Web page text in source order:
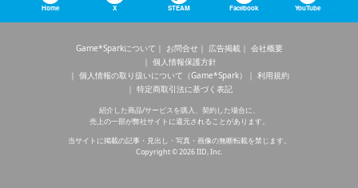
Home X STEAM Facebook YouTube
Game*Sparkについて お問合せ 広告掲載
会社概要
個人情報保護方針
個人情報の取り扱いについて（Game*Spark）
利用規約
特定商取引法に基づく表記
紹介した商品/サービスを購入、契約した場合に、
売上の一部が弊社サイトに還元されることがあります。
当サイトに掲載の記事・見出し・写真・画像の無断転載を禁じます。
Copyright © 2026 IID, Inc.